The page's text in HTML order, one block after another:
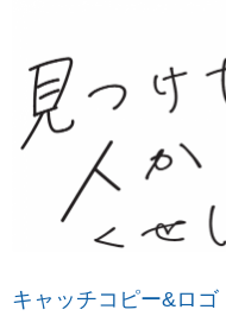
キャッチコピー&ロゴ